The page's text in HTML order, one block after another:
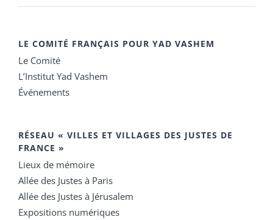
LE COMITÉ FRANÇAIS POUR YAD VASHEM
Le Comité
L’Institut Yad Vashem
Événements
RÉSEAU « VILLES ET VILLAGES DES JUSTES DE
FRANCE »
Lieux de mémoire
Allée des Justes à Paris
Allée des Justes à Jérusalem
Expositions numériques